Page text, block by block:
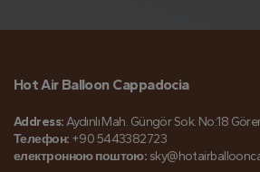
Hot Air Balloon Cappadocia
Address:Aydınlı Mah. Güngör Sok. No:18
Телефон: +90 5443382723
електронною поштою: